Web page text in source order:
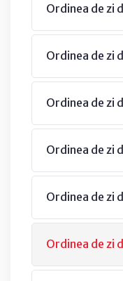
Ordinea de
Ordinea de
Ordinea de
Ordinea de
Ordinea de zi
Ordinea de